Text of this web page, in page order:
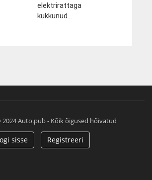
elektrirattaga
kukkunud...
Auto.pub - Kõik õigused hõivatud
sisse Registreeri